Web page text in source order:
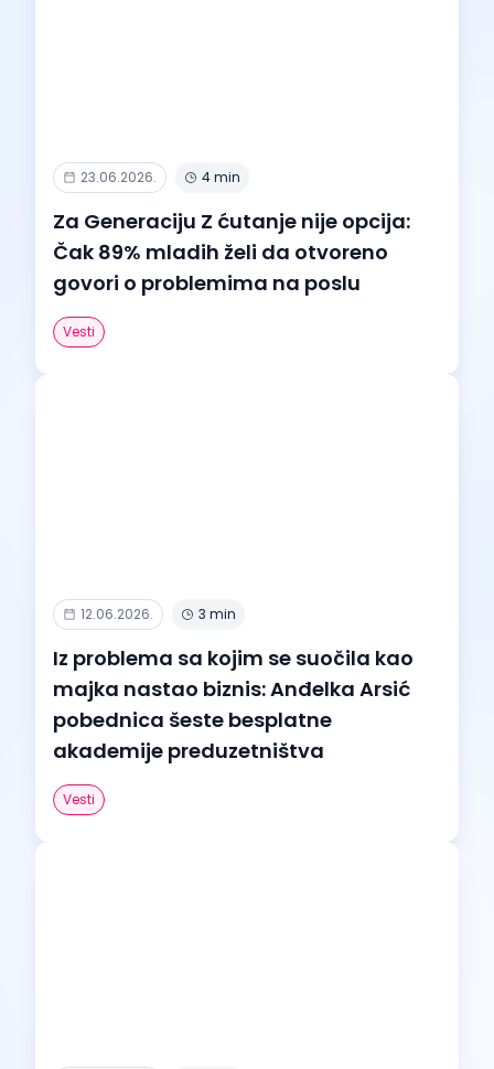
23.06.2026. 4 min
Za Generaciju Z ćutanje nije opcija:
Čak 89% mladih želi da otvoreno
govori o problemima na poslu
Vesti
12.06.2026. 3 min
Iz problema sa kojim se suočila kao
majka nastao biznis: Anđelka Arsić
pobednica šeste besplatne
akademije preduzetništva
Vesti